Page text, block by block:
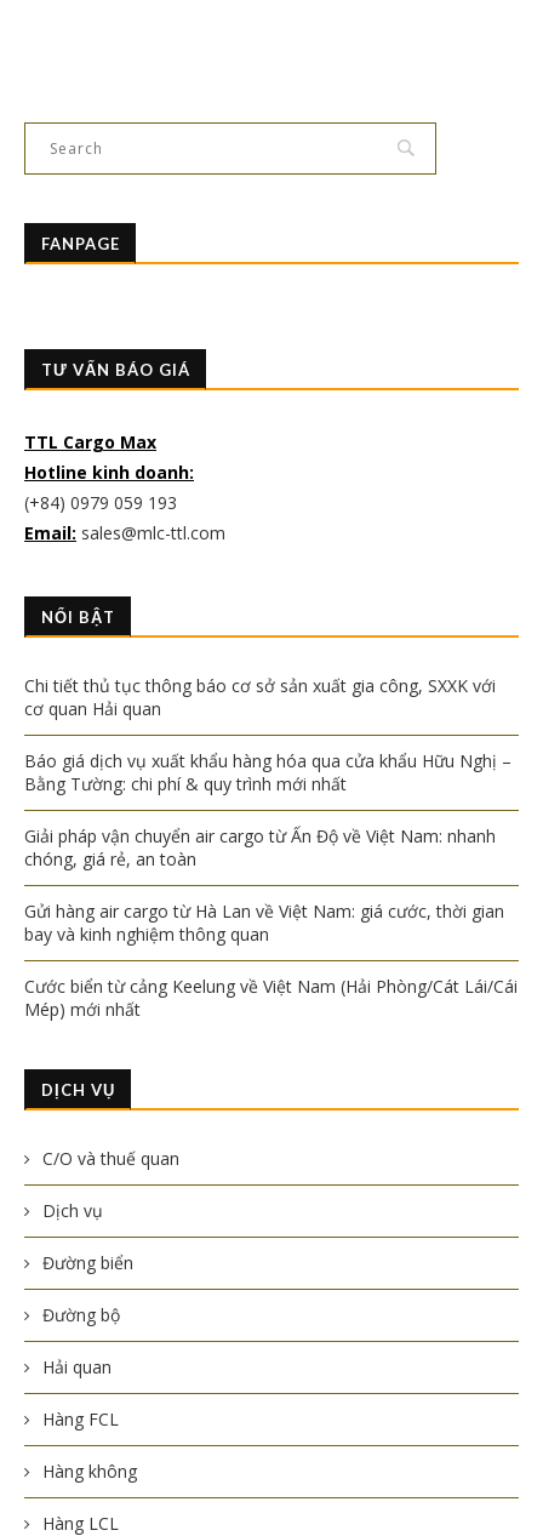
FANPAGE
TƯ VẤN BÁO GIÁ
TTL Cargo Max
Hotline kinh doanh:
(+84) 0979 059 193
Email: sales@mlc-ttl.com
NỔI BẬT
Chi tiết thủ tục thông báo cơ sở sản xuất gia công, SXXK với
cơ quan Hải quan
Báo giá dịch vụ xuất khẩu hàng hóa qua cửa khẩu Hữu Nghị –
Bằng Tường: chi phí & quy trình mới nhất
Giải pháp vận chuyển air cargo từ Ấn Độ về Việt Nam: nhanh
chóng, giá rẻ, an toàn
Gửi hàng air cargo từ Hà Lan về Việt Nam: giá cước, thời gian
bay và kinh nghiệm thông quan
Cước biển từ cảng Keelung về Việt Nam (Hải Phòng/Cát Lái/Cái
Mép) mới nhất
DỊCH VỤ
C/O và thuế quan
Dịch vụ
Đường biển
Đường bộ
Hải quan
Hàng FCL
Hàng không
Hàng LCL